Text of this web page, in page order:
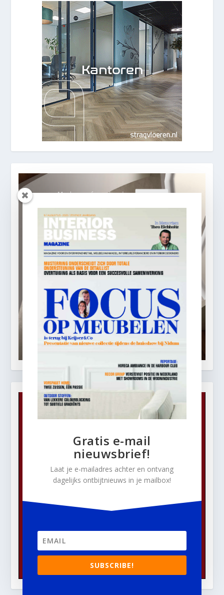
Gratis e-mail
nieuwsbrief!
Laat je e-mailadres achter en ontvang
dagelijks ontbijtnieuws in je mailbox!
SUBSCRIBE!